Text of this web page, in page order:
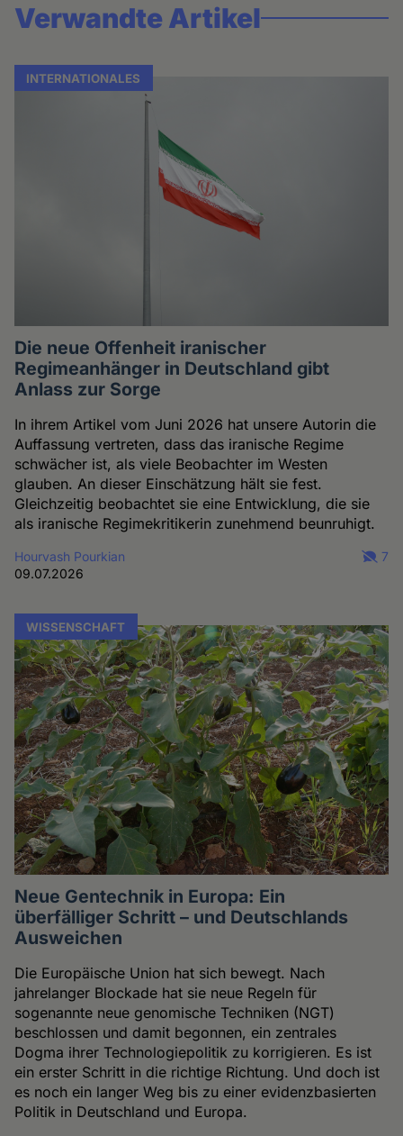
Verwandte Artikel
INTERNATIONALES
Die neue Offenheit iranischer
Regimeanhänger in Deutschland gibt
Anlass zur Sorge
In ihrem Artikel vom Juni 2026 hat unsere Autorin die
Auffassung vertreten, dass das iranische Regime
schwächer ist, als viele Beobachter im Westen
glauben. An dieser Einschätzung hält sie fest.
Gleichzeitig beobachtet sie eine Entwicklung, die sie
als iranische Regimekritikerin zunehmend beunruhigt.
Hourvash Pourkian
09.07.2026
7
WISSENSCHAFT
Neue Gentechnik in Europa: Ein
überfälliger Schritt – und Deutschlands
Ausweichen
Die Europäische Union hat sich bewegt. Nach
jahrelanger Blockade hat sie neue Regeln für
sogenannte neue genomische Techniken (NGT)
beschlossen und damit begonnen, ein zentrales
Dogma ihrer Technologiepolitik zu korrigieren. Es ist
ein erster Schritt in die richtige Richtung. Und doch ist
es noch ein langer Weg bis zu einer evidenzbasierten
Politik in Deutschland und Europa.